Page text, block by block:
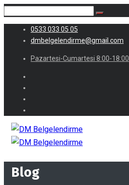
0533 033 05 05
dmbelgelendirme@gmail.com
Pazartesi-Cumartesi 8:00-18:00
Blog